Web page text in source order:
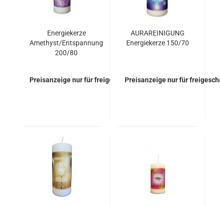
Energiekerze
Amethyst/Entspannung
200/80
Preisanzeige nur für freigeschaltete Kunden
AURAREINIGUNG
Energiekerze 150/70
Preisanzeige nur für